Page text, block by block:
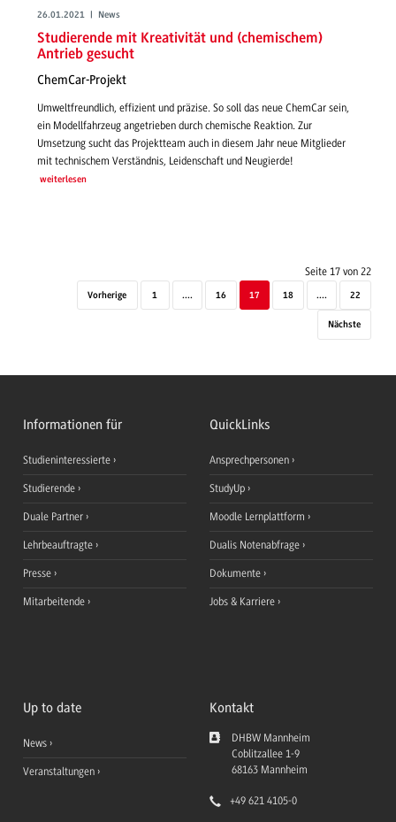
26.01.2021 | News
Studierende mit Kreativität und (chemischem)
Antrieb gesucht
ChemCar-Projekt
Umweltfreundlich, effizient und präzise. So soll das neue ChemCar sein,
ein Modellfahrzeug angetrieben durch chemische Reaktion. Zur
Umsetzung sucht das Projektteam auch in diesem Jahr neue Mitglieder
mit technischem Verständnis, Leidenschaft und Neugierde!
weiterlesen
Seite 17 von 22
Vorherige 1 .... 16 17 18 .... 22
Nächste
Informationen für
Studieninteressierte
Studierende
Duale Partner
Lehrbeauftragte
Presse
Mitarbeitende
QuickLinks
Ansprechpersonen
StudyUp
Moodle Lernplattform
Dualis Notenabfrage
Dokumente
Jobs & Karriere
Up to date
News
Veranstaltungen
Kontakt
DHBW Mannheim
Coblitzallee 1-9
68163 Mannheim
+49 621 4105-0